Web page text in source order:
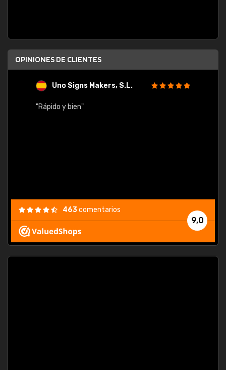
OPINIONES DE CLIENTES
Uno Signs Makers, S.L.
"Rápido y bien"
9,0
463comentarios